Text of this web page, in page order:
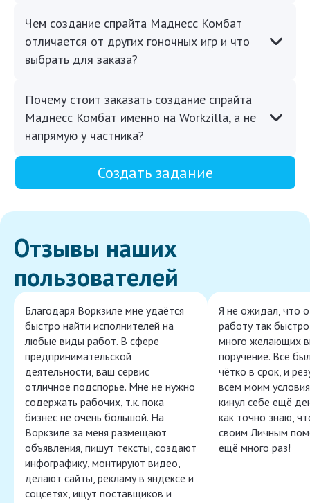
Чем создание спрайта Маднесс Комбат
отличается от других гоночных игр и что
выбрать для заказа?
Почему стоит заказать создание спрайта
Маднесс Комбат именно на Workzilla, а не
напрямую у частника?
Создать задание
Отзывы наших
пользователей
Благодаря Воркзиле мне удаётся
быстро найти исполнителей на
любые виды работ. В сфере
предпринимательской
деятельности, ваш сервис
отличное подспорье. Мне не нужно
содержать рабочих, т.к. пока
бизнес не очень большой. На
Воркзиле за меня размещают
объявления, пишут тексты, создают
инфографику, монтируют видео,
делают сайты, рекламу в яндексе и
соцсетях, ищут поставщиков и
Я не ожидал, что
работу так
много желающих
поручение. Всё
чётко в срок, и
всем моим
кинул себе ещё
как точно знаю,
своим Личным
ещё много раз!